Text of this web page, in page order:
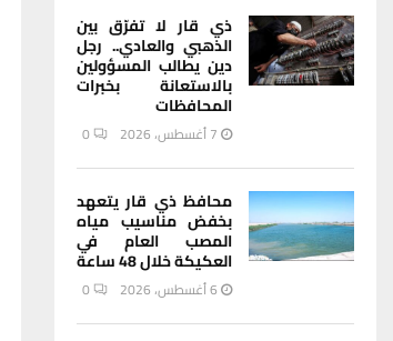
ذي قار لا تفرّق بين
الذهبي والعادي.. رجل
دين يطالب المسؤولين
بالاستعانة بخبرات
المحافظات
7 أغسطس، 2026 0
محافظ ذي قار يتعهد
بخفض مناسيب مياه
المصب العام في
العكيكة خلال 48 ساعة
6 أغسطس، 2026 0